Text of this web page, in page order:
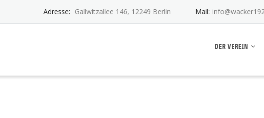
Adresse: Gallwitzallee 146, 12249 Berlin Mail:
DER VEREIN